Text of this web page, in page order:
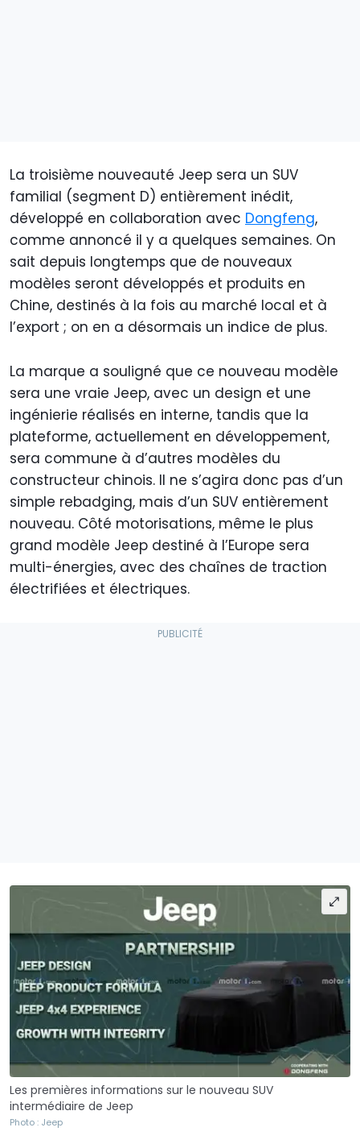
La troisième nouveauté Jeep sera un SUV
familial (segment D) entièrement inédit,
développé en collaboration avec Dongfeng,
comme annoncé il y a quelques semaines. On
sait depuis longtemps que de nouveaux
modèles seront développés et produits en
Chine, destinés à la fois au marché local et à
l’export ; on en a désormais un indice de plus.
La marque a souligné que ce nouveau modèle
sera une vraie Jeep, avec un design et une
ingénierie réalisés en interne, tandis que la
plateforme, actuellement en développement,
sera commune à d’autres modèles du
constructeur chinois. Il ne s’agira donc pas d’un
simple rebadging, mais d’un SUV entièrement
nouveau. Côté motorisations, même le plus
grand modèle Jeep destiné à l’Europe sera
multi-énergies, avec des chaînes de traction
électrifiées et électriques.
Les premières informations sur le nouveau SUV
intermédiaire de Jeep
Photo : Jeep